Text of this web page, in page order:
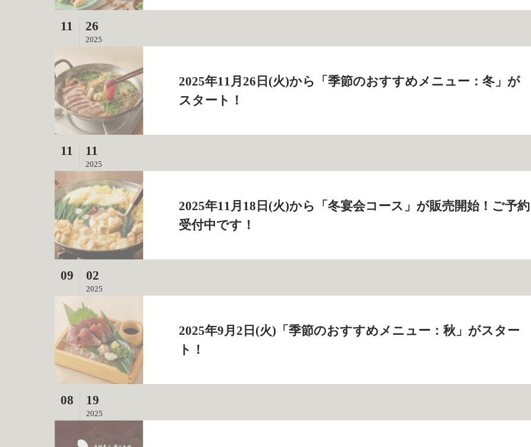
11 26
2025
2025年11月26日(火)から「季節のおすすめメニュー：冬」が
スタート！
11 11
2025
2025年11月18日(火)から「冬宴会コース」が販売開始！ご予約
受付中です！
09 02
2025
2025年9月2日(火)「季節のおすすめメニュー：秋」がスター
ト！
08 19
2025